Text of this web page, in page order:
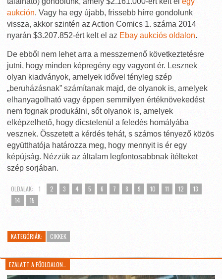
aukción. Vagy ha egy újabb, frissebb hírre gondolunk
vissza, akkor szintén az Action Comics 1. száma 2014
nyarán $3.207.852-ért kelt el az Ebay aukciós oldalon.
De ebből nem lehet arra a messzemenő következtetésre
jutni, hogy minden képregény egy vagyont ér. Lesznek
olyan kiadványok, amelyek idővel tényleg szép
„beruházásnak” számítanak majd, de olyanok is, amelyek
elhanyagolható vagy éppen semmilyen értéknövekedést
nem fognak produkálni, sőt olyanok is, amelyek
elképzelhető, hogy dicstelenül a feledés homályába
vesznek. Összetett a kérdés tehát, s számos tényező közös
együtthatója határozza meg, hogy mennyit is ér egy
képújság. Nézzük az általam legfontosabbnak ítélteket
szép sorjában.
OLDALAK: 1 2 3 4 5 6 7 8 9 10 11 12
13
14
15
KATEGÓRIÁK: CIKKEK
EZALATT A FŐOLDALON…